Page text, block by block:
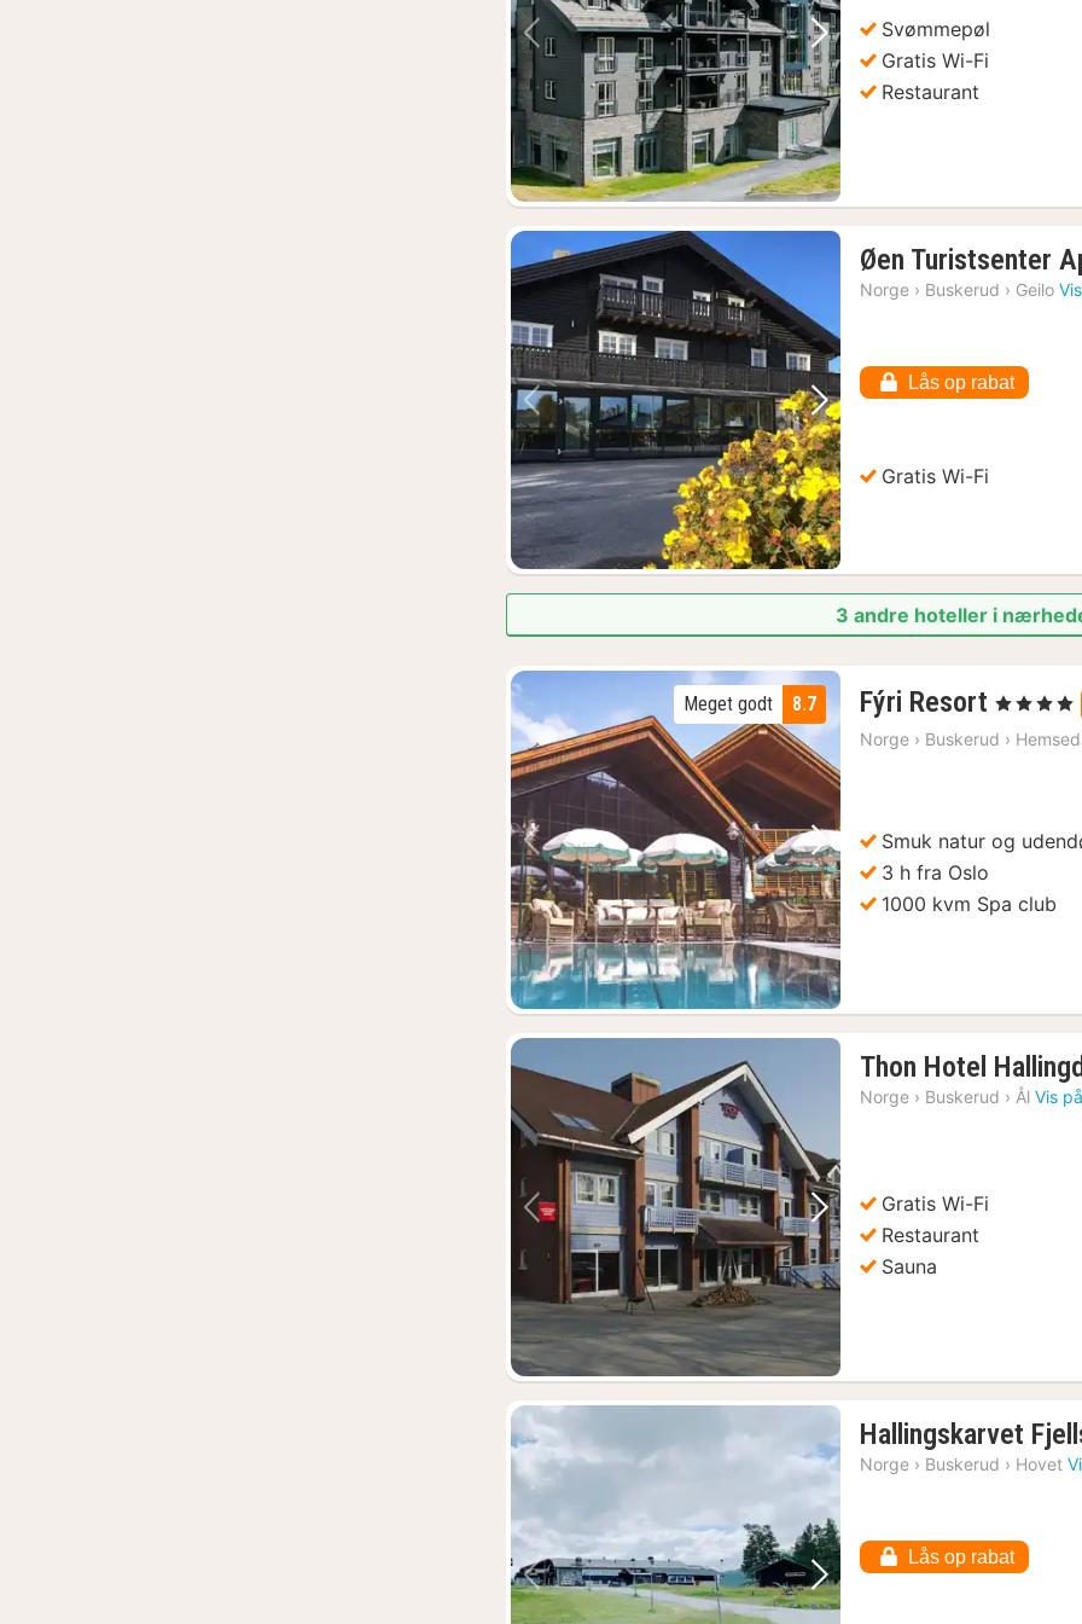
Forrige billede Næste billede
Svømmepøl
Gratis Wi-Fi
Restaurant
Forrige billede Næste billede
Øen Turistsenter
Norge › Buskerud › Geilo
Lås op rabat
Gratis Wi-Fi
3 andre hoteller i
Forrige billede Næste billede
8.7
Meget godt Fýri Resort 1
nat
fra
, 4 Stjerner
Norge › Buskerud ›
Smuk natur og
3 h fra Oslo
1000 kvm Spa club
Forrige billede Næste billede
Thon Hotel
Norge › Buskerud › Ål Vis
Gratis Wi-Fi
Restaurant
Sauna
Forrige billede Næste billede
Hallingskarvet
Norge › Buskerud › Hovet
Lås op rabat